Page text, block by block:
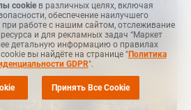
cookie в различных целях, включая
обеспечение наилучшего
при работе с нашим сайтом, отслеживание
и для рекламных задач “Маркет
детальную информацию о правилах
вы найдёте на странице "Политика
GDPR".
Принять Все Cookie